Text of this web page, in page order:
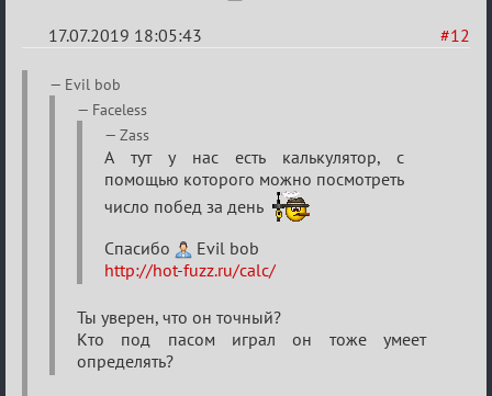
#12
17.07.2019 18:05:43
Re:
Кальк
Evil bob
Faceless
Zass
А тут у нас есть калькулятор, с
помощью которого можно посмотреть
число побед за день
Спасибо
Evil bob
http://hot-fuzz.ru/calc/
Ты уверен, что он точный?
Кто под пасом играл он тоже умеет
определять?